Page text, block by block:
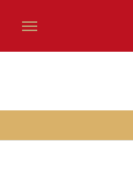
Hauptinhalt